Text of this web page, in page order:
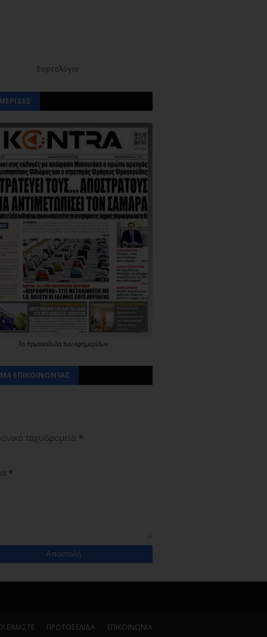
Εορτολόγιο
Τα πρωτοσέλιδα των εφημερίδων
ΕΠΙΚΟΙΝΩΝΊΑΣ
ταχυδρομείο *
*
ΕΙΜΑΣΤΕ ΠΡΩΤΟΣΕΛΙΔΑ ΕΠΙΚΟΙΝΩΝΙΑ